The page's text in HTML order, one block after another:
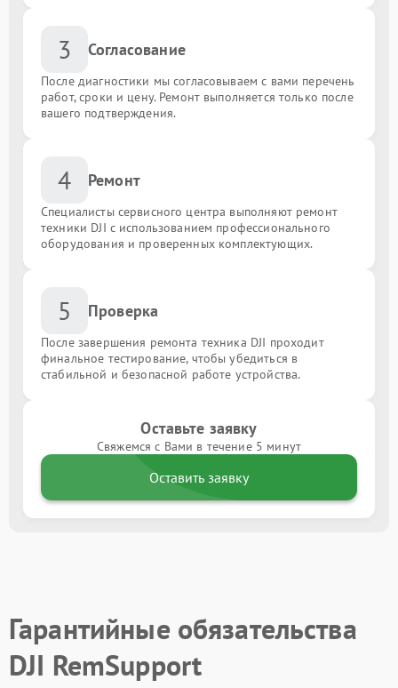
3 Согласование
После диагностики мы согласовываем с вами перечень
работ, сроки и цену. Ремонт выполняется только после
вашего подтверждения.
4 Ремонт
Специалисты сервисного центра выполняют ремонт
техники DJI с использованием профессионального
оборудования и проверенных комплектующих.
5 Проверка
После завершения ремонта техника DJI проходит
финальное тестирование, чтобы убедиться в
стабильной и безопасной работе устройства.
Оставьте заявку
Свяжемся с Вами в течение 5 минут
Оставить заявку
Гарантийные обязательства
DJI RemSupport